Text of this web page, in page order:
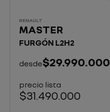
RENAULT
MASTER
FURGÓN L2H2
desde$29.990.000
precio lista
$31.490.000